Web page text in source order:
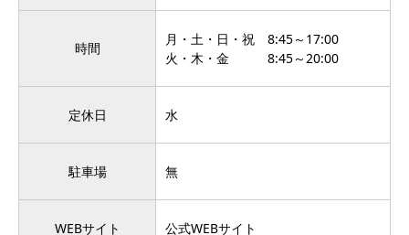
時間
月・土・日・祝 8:45～17:00
火・木・金 8:45～20:00
定休日 水
駐車場 無
WEBサイト 公式WEBサイト